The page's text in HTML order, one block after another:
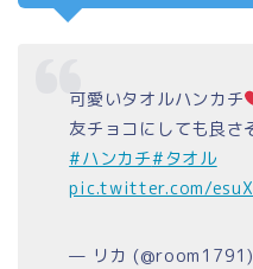
可愛いタオルハンカチ
友チョコにしても良さ
#ハンカチ#タオル
pic.twitter.com/
— リカ